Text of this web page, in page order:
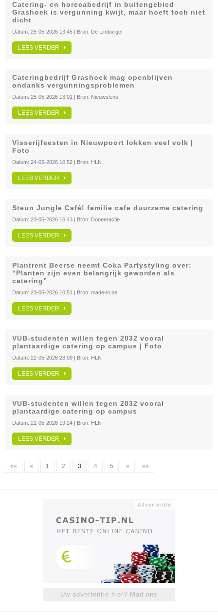
Catering- en horecabedrijf in buitengebied
Grashoek is vergunning kwijt, maar hoeft toch niet
dicht
Datum: 25-05-2026 13:45 | Bron: De Limburger
LEES VERDER
Cateringbedrijf Grashoek mag openblijven
ondanks vergunningsproblemen
Datum: 25-05-2026 13:01 | Bron: Nieuwslens
LEES VERDER
Visserijfeesten in Nieuwpoort lokken veel volk |
Foto
Datum: 24-05-2026 10:52 | Bron: HLN
LEES VERDER
Steun Jungle Café! familie cafe duurzame catering
Datum: 23-05-2026 16:43 | Bron: Doneeractie
LEES VERDER
Plantrent Beerse neemt Coka Partystyling over:
“Planten zijn even belangrijk geworden als
catering”
Datum: 23-05-2026 10:51 | Bron: made-in.be
LEES VERDER
VUB-studenten willen tegen 2032 vooral
plantaardige catering op campus | Foto
Datum: 22-05-2026 23:09 | Bron: HLN
LEES VERDER
VUB-studenten willen tegen 2032 vooral
plantaardige catering op campus
Datum: 21-05-2026 19:24 | Bron: HLN
LEES VERDER
«« « 1 2 3 4 5 » »»
Uw advertentie hier? Mail ons